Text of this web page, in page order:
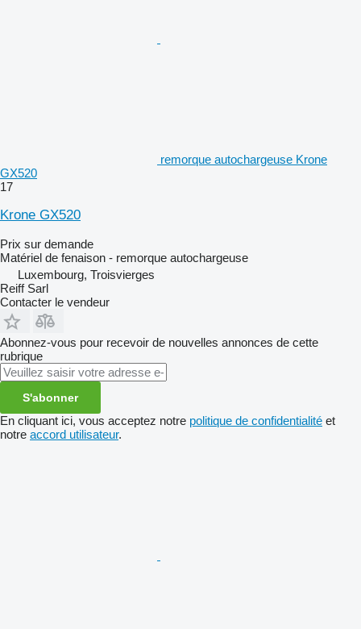
remorque autochargeuse Krone
GX520
17
Krone GX520
Prix sur demande
Matériel de fenaison - remorque autochargeuse
Luxembourg, Troisvierges
Reiff Sarl
Contacter le vendeur
Abonnez-vous pour recevoir de nouvelles annonces de cette
rubrique
S'abonner
En cliquant ici, vous acceptez notre politique de confidentialité et
notre accord utilisateur.